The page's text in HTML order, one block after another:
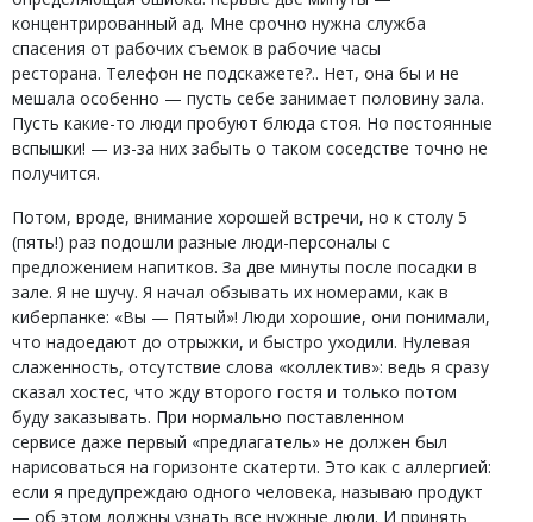
концентрированный ад. Мне срочно нужна служба
спасения от рабочих съемок в рабочие часы
ресторана. Телефон не подскажете?.. Нет, она бы и не
мешала особенно — пусть себе занимает половину зала.
Пусть какие-то люди пробуют блюда стоя. Но постоянные
вспышки! — из-за них забыть о таком соседстве точно не
получится.
Потом, вроде, внимание хорошей встречи, но к столу 5
(пять!) раз подошли разные люди-персоналы с
предложением напитков. За две минуты после посадки в
зале. Я не шучу. Я начал обзывать их номерами, как в
киберпанке: «Вы — Пятый»! Люди хорошие, они понимали,
что надоедают до отрыжки, и быстро уходили. Нулевая
слаженность, отсутствие слова «коллектив»: ведь я сразу
сказал хостес, что жду второго гостя и только потом
буду заказывать. При нормально поставленном
сервисе даже первый «предлагатель» не должен был
нарисоваться на горизонте скатерти. Это как с аллергией:
если я предупреждаю одного человека, называю продукт
— об этом должны узнать все нужные люди. И принять